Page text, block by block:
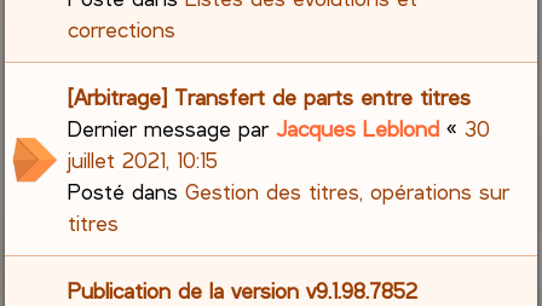
corrections
[Arbitrage] Transfert de parts entre titres
Dernier message parJacques Leblond «30
juillet 2021, 10:15
Posté dansGestion des titres, opérations sur
titres
Publication de la version v9.1.98.7852